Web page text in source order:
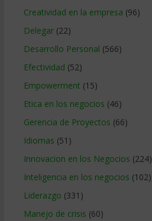
Creatividad en la empresa (96)
Delegar(22)
Desarrollo Personal (566)
Efectividad (52)
Empowerment (15)
Etica en los negocios (46)
Gerencia de Proyectos (66)
Idiomas (51)
Innovacion en los Negocios (224)
Inteligencia en los negocios (102)
Liderazgo (331)
Manejo de crisis (60)